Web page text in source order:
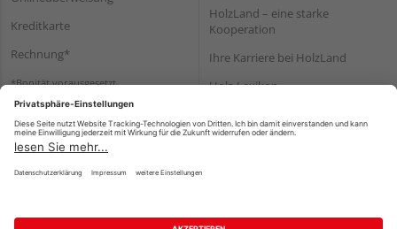
Kreditkarte
Rechnung*
*Bonität vorausgesetzt
HolzLand – eine starke
Kooperation
Ihre Karriere bei HolzLand
Holz-Lexikon
Impressum Datenschutz Nutzungsbedingungen